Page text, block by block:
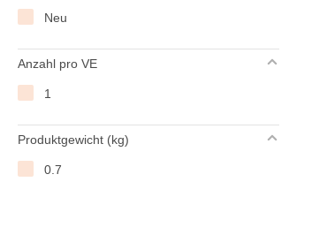
Neu
Anzahl pro VE
1
Produktgewicht (kg)
0.7